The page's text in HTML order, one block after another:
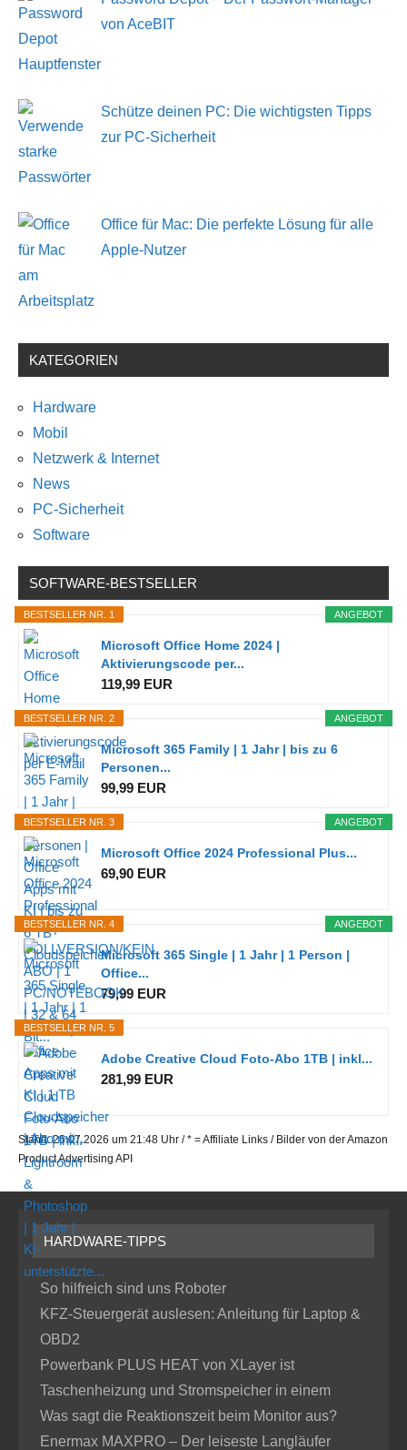
von AceBIT
Schütze deinen PC: Die wichtigsten Tipps
zur PC-Sicherheit
Office für Mac: Die perfekte Lösung für alle
Apple-Nutzer
KATEGORIEN
Hardware
Mobil
Netzwerk & Internet
News
PC-Sicherheit
Software
SOFTWARE-BESTSELLER
ANGEBOT
BESTSELLER NR. 1
Microsoft Office Home 2024 |
Aktivierungscode per...
119,99 EUR
ANGEBOT
BESTSELLER NR. 2
Microsoft 365 Family | 1 Jahr | bis zu 6
Personen...
99,99 EUR
ANGEBOT
BESTSELLER NR. 3
Microsoft Office 2024 Professional Plus...
69,90 EUR
ANGEBOT
BESTSELLER NR. 4
Microsoft 365 Single | 1 Jahr | 1 Person |
Office...
79,99 EUR
BESTSELLER NR. 5
Adobe Creative Cloud Foto-Abo 1TB | inkl...
281,99 EUR
Stand: 26.07.2026 um 21:48 Uhr / * = Affiliate Links / Bilder von der Amazon
Product Advertising API
HARDWARE-TIPPS
So hilfreich sind uns Roboter
KFZ-Steuergerät auslesen: Anleitung für Laptop &
OBD2
Powerbank PLUS HEAT von XLayer ist
Taschenheizung und Stromspeicher in einem
Was sagt die Reaktionszeit beim Monitor aus?
Enermax MAXPRO – Der leiseste Langläufer